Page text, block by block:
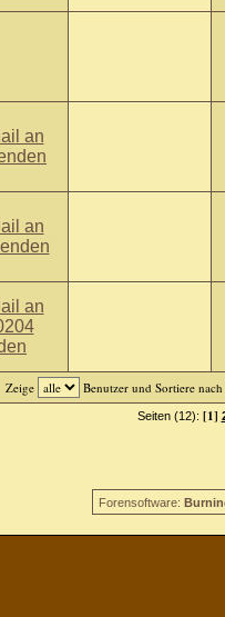
Zeige Benutzer und Sortiere nach
Seiten (12): [1]
Forensoftware: